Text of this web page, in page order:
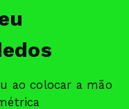
ao colocar a mão